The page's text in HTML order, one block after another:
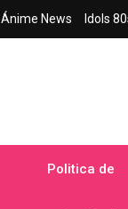
Ánime News Idols
Politica de